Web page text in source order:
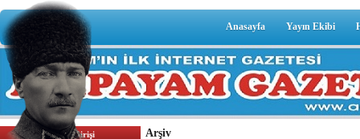
Anasayfa Yayın Ekibi
Üyelik Girişi Arşiv